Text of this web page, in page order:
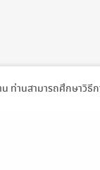
ท่านสามารถศึกษาวิ